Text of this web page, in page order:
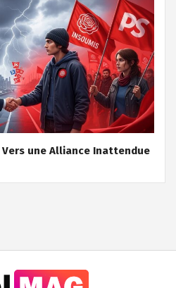
une Alliance Inattendue